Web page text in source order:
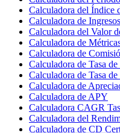
Calculadora del Índice
Calculadora de
Calculadora del Valor
Calculadora de
Calculadora de
Calculadora de Tasa
Calculadora de Tasa
Calculadora de
Calculadora de APY
Calculadora CAGR
Calculadora del
Calculadora de CD